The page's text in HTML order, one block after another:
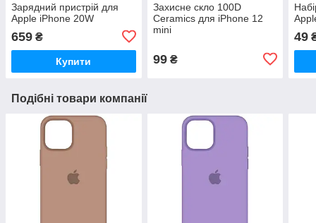
Зарядний пристрій для
Apple iPhone 20W
659 ₴
Купити
Захисне скло 100D
Ceramics для iPhone 12
mini
99₴
49
Подібні товари компанії